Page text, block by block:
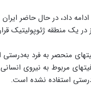
در حال حاضر ایران
در یک منطقه ژئوپولیتیک
منحصر به فرد
مربوط به نیروی
استفاده نشده است.